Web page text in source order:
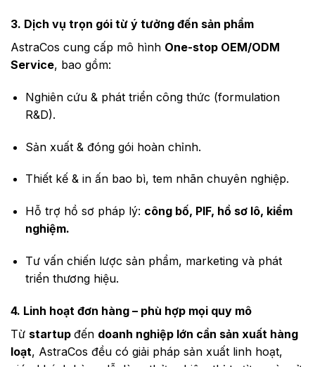
3. Dịch vụ trọn gói từ ý tưởng đến sản phẩm
AstraCos cung cấp mô hình One-stop OEM/ODM
Service, bao gồm:
Nghiên cứu & phát triển công thức (formulation
R&D).
Sản xuất & đóng gói hoàn chỉnh.
Thiết kế & in ấn bao bì, tem nhãn chuyên nghiệp.
Hỗ trợ hồ sơ pháp lý: công bố, PIF, hồ sơ lô, kiểm
nghiệm.
Tư vấn chiến lược sản phẩm, marketing và phát
triển thương hiệu.
4. Linh hoạt đơn hàng – phù hợp mọi quy mô
Từ startup đến doanh nghiệp lớn cần sản xuất hàng
loạt, AstraCos đều có giải pháp sản xuất linh hoạt,